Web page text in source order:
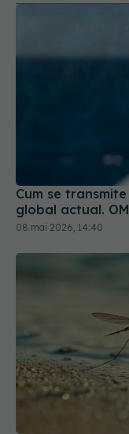
Cum se
global actual.
08 mai 2026, 14:40